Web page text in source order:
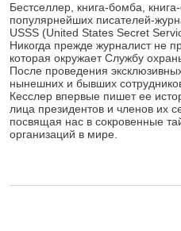
Бестселлер, книга-бомба,
популярнейших писателей-
USSS (United States Secret
Никогда прежде журналист не
которая окружает Службу
После проведения
нынешних и бывших
Кесслер впервые пишет ее
лица президентов и членов их
посвящая нас в сокровенные
организаций в мире.